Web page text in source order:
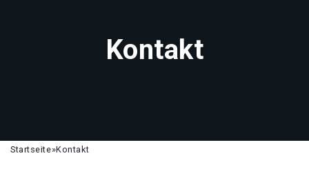
Kontakt
Startseite»Kontakt